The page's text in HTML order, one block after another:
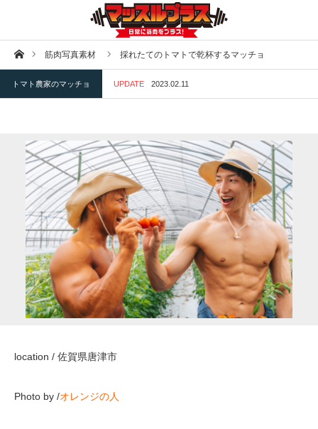
ホーム筋肉写真素材 採れたてのトマトで乾杯するマッチョ
トマト農家のマッチョ UPDATE 2023.02.11
location / 佐賀県唐津市
Photo by /オレンジの人